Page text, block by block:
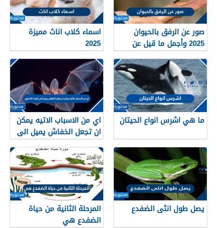
صور عن الرفق بالحيوان
2025 وأجمل ما قيل عن
الرفق بهم
اسماء كلاب اناث مميزة
2025
ما هي اشرس انواع الحيتان
اي من الاسباب الاتيه يمكن
ان تجعل الخفاش يميل الى
البيات الشتوي
يصل طول انثى الضفدع
المرحلة الثانية من حياة
الضفدع هي